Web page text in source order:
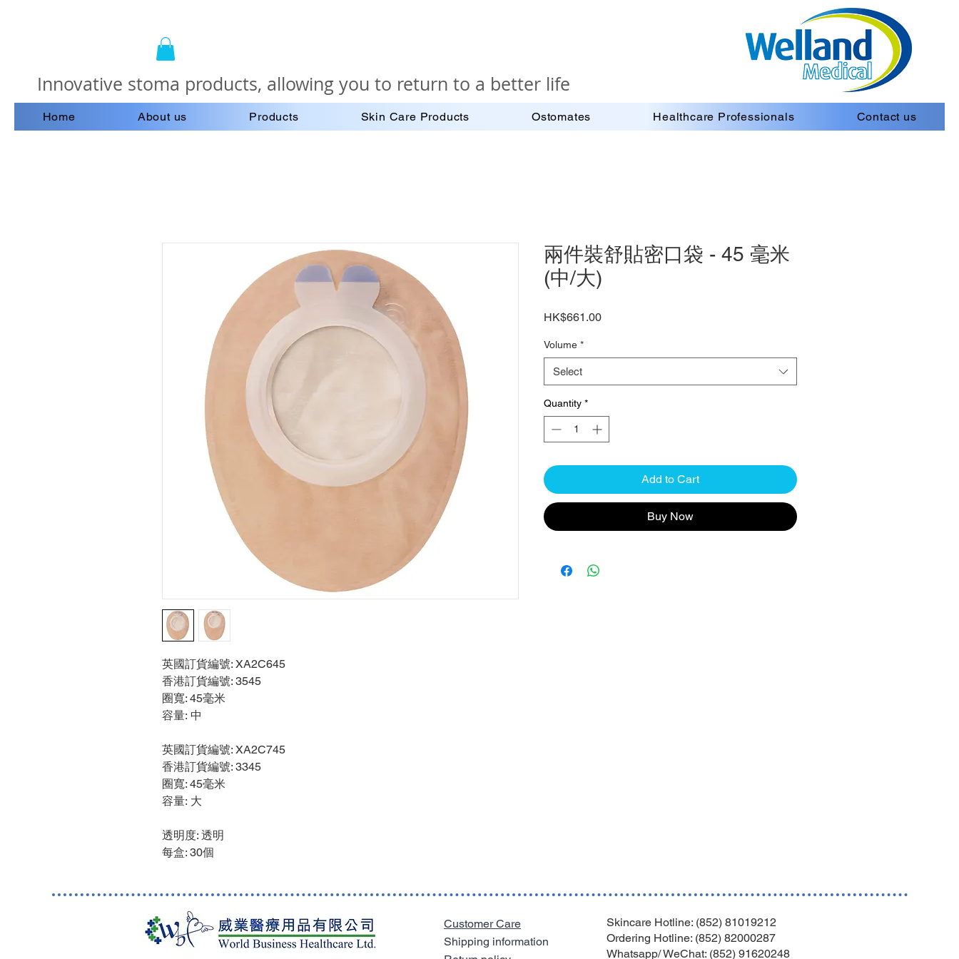
Innovative stoma products, allowing you to return to a better life
Home About us Products Skin Care Products Ostomates Healthcare Professionals Contact us
英國訂貨編號: XA2C645
香港訂貨編號: 3545
圈寬: 45毫米
容量: 中
英國訂貨編號: XA2C745
香港訂貨編號: 3345
圈寬: 45毫米
容量: 大
透明度: 透明
每盒: 30個
兩件裝舒貼密口袋 - 45 毫米
(中/大)
HK$661.00Price
Volume *
Select
Quantity *
Add to Cart
Buy Now
Customer Care
Shipping information
Skincare Hotline: (852) 81019212
Ordering Hotline: (852) 82000287
Whatsapp/ WeChat: (852) 91620248